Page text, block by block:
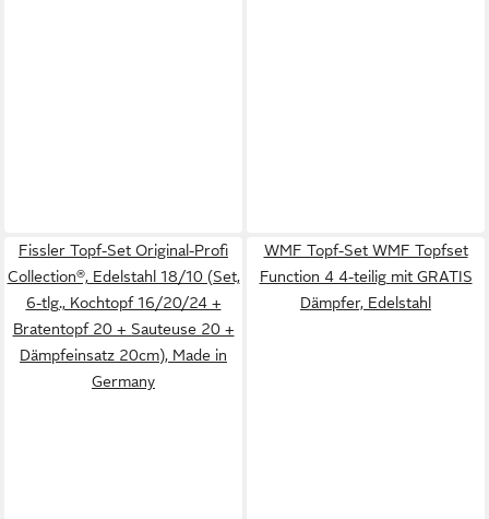
Fissler Topf-Set Original-Profi
Collection®, Edelstahl 18/10 (Set,
6-tlg., Kochtopf 16/20/24 +
Bratentopf 20 + Sauteuse 20 +
Dämpfeinsatz 20cm), Made in
Germany
WMF Topf-Set WMF Topfset
Function 4 4-teilig mit GRATIS
Dämpfer, Edelstahl